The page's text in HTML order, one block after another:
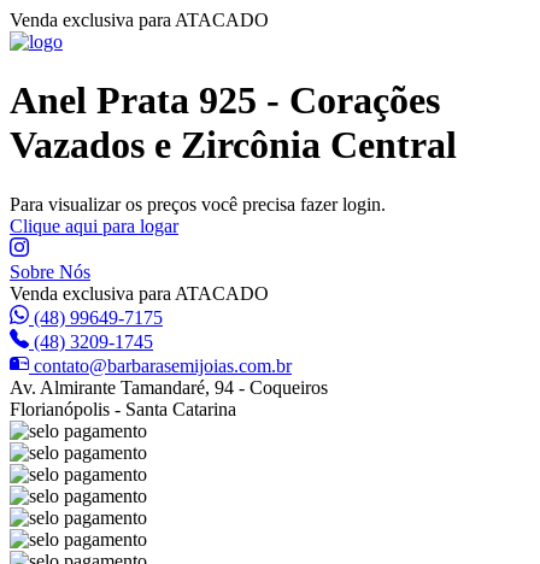
Venda exclusiva para ATACADO
Anel Prata 925 - Corações
Vazados e Zircônia Central
Para visualizar os preços você precisa fazer login.
Clique aqui para logar
Sobre Nós
Venda exclusiva para ATACADO
(48) 99649-7175
(48) 3209-1745
contato@barbarasemijoias.com.br
Av. Almirante Tamandaré, 94 - Coqueiros
Florianópolis - Santa Catarina